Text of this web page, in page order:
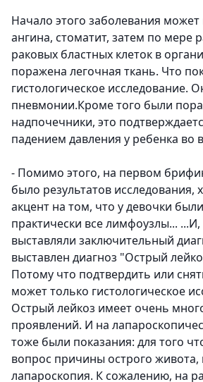
Начало этого заболевания может
ангина, стоматит, затем по мере
раковых бластных клеток в
поражена легочная ткань. Что
гистологическое исследование.
пневмонии.Кроме того были
надпочечники, это
падением давления у ребенка во
- Помимо этого, на первом
было результатов исследования,
акцент на том, что у девочки
практически все лимфоузлы...
выставляли заключительный
выставлен диагноз "Острый
Потому что подтвердить или
может только гистологическое
Острый лейкоз имеет очень
проявлений. И на
тоже были показания: для того
вопрос причины острого
лапароскопия. К сожалению, на